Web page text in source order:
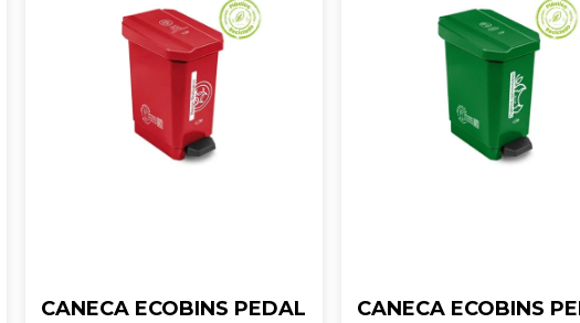
CANECA ECOBINS PEDAL
CANECA ECOBINS